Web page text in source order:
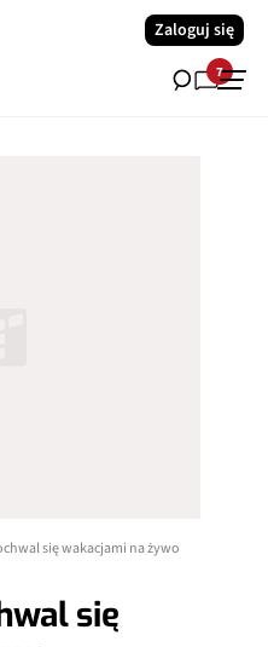
Zaloguj się
7
się wakacjami na żywo
się